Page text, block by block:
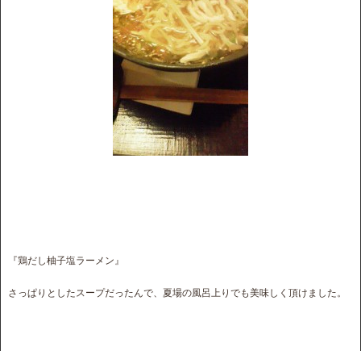
『鶏だし柚子塩ラーメン』
さっぱりとしたスープだったんで、夏場の風呂上りでも美味しく頂けました。